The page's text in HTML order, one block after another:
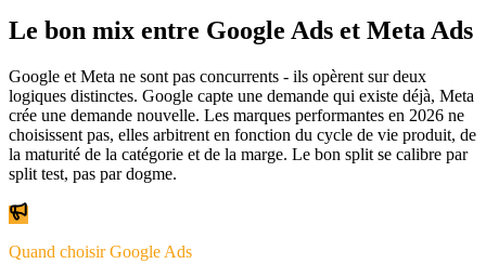
Le bon mix entre Google Ads et Meta Ads
Google et Meta ne sont pas concurrents - ils opèrent sur deux
logiques distinctes. Google capte une demande qui existe déjà, Meta
crée une demande nouvelle. Les marques performantes en 2026 ne
choisissent pas, elles arbitrent en fonction du cycle de vie produit, de
la maturité de la catégorie et de la marge. Le bon split se calibre par
split test, pas par dogme.
Quand choisir Google Ads